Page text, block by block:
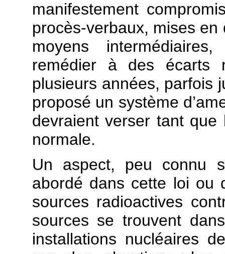
manifestement
procès-verbaux, mises en
moyens
remédier à des écarts
plusieurs années, parfois
proposé un système
devraient verser tant que
normale.
Un aspect, peu connu
abordé dans cette loi ou
sources radioactives
sources se trouvent
installations nucléaires